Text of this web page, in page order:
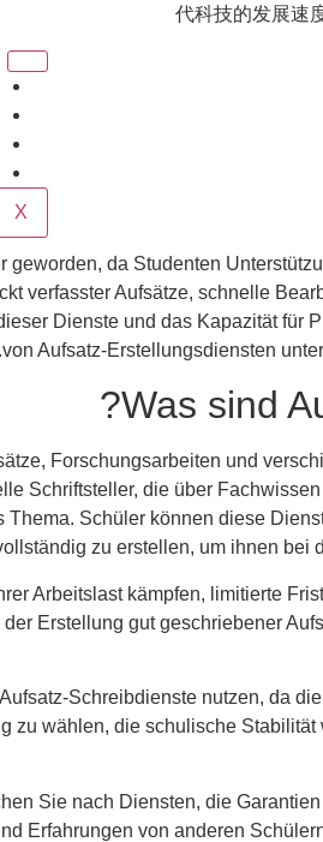
代科技的发展速
X
da Studenten
verfasster Aufsätze, schnelle
Dienste und das Kapazität für
von Aufsatz-Erstellungsdiensten
Was sind
Forschungsarbeiten und
Schriftsteller, die über
Schüler können diese
zu erstellen, um ihnen bei
Arbeitslast kämpfen, limitierte
Erstellung gut geschriebener
Schreibdienste nutzen, da
zu wählen, die schulische
Sie nach Diensten, die
Erfahrungen von anderen